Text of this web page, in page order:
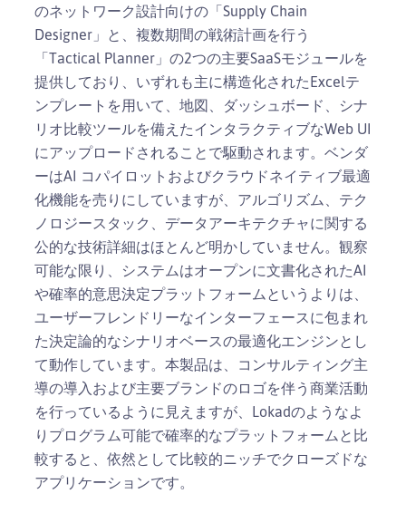
のネットワーク設計向けの「Supply Chain
Designer」と、複数期間の戦術計画を行う
「Tactical Planner」の2つの主要SaaSモジュールを
提供しており、いずれも主に構造化されたExcelテ
ンプレートを用いて、地図、ダッシュボード、シナ
リオ比較ツールを備えたインタラクティブなWeb UI
にアップロードされることで駆動されます。ベンダ
ーはAI コパイロットおよびクラウドネイティブ最適
化機能を売りにしていますが、アルゴリズム、テク
ノロジースタック、データアーキテクチャに関する
公的な技術詳細はほとんど明かしていません。観察
可能な限り、システムはオープンに文書化されたAI
や確率的意思決定プラットフォームというよりは、
ユーザーフレンドリーなインターフェースに包まれ
た決定論的なシナリオベースの最適化エンジンとし
て動作しています。本製品は、コンサルティング主
導の導入および主要ブランドのロゴを伴う商業活動
を行っているように見えますが、Lokadのようなよ
りプログラム可能で確率的なプラットフォームと比
較すると、依然として比較的ニッチでクローズドな
アプリケーションです。